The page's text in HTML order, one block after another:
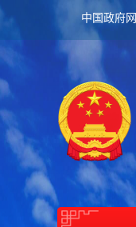
中国政府网